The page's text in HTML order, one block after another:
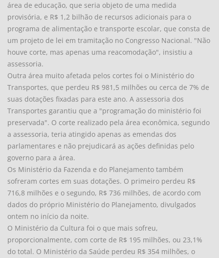
área de educação, que seria objeto de uma medida
provisória, e R$ 1,2 bilhão de recursos adicionais para o
programa de alimentação e transporte escolar, que consta de
um projeto de lei em tramitação no Congresso Nacional. "Não
houve corte, mas apenas uma reacomodação", insistiu a
assessoria.
Outra área muito afetada pelos cortes foi o Ministério do
Transportes, que perdeu R$ 981,5 milhões ou cerca de 7% de
suas dotações fixadas para este ano. A assessoria dos
Transportes garantiu que a "programação do ministério foi
preservada". O corte realizado pela área econômica, segundo
a assessoria, teria atingido apenas as emendas dos
parlamentares e não prejudicará as ações definidas pelo
governo para a área.
Os Ministério da Fazenda e do Planejamento também
sofreram cortes em suas dotações. O primeiro perdeu R$
716,8 milhões e o segundo, R$ 736 milhões, de acordo com
dados do próprio Ministério do Planejamento, divulgados
ontem no início da noite.
O Ministério da Cultura foi o que mais sofreu,
proporcionalmente, com corte de R$ 195 milhões, ou 23,1%
do total. O Ministério da Saúde perdeu R$ 354 milhões, o